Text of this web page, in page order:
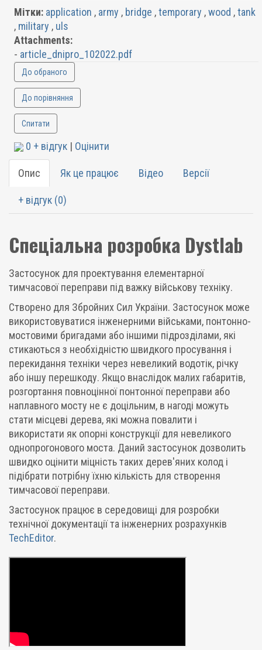
Мітки: application , army , bridge ,temporary ,wood ,tank
, military , uls
Attachments:
- article_dnipro_102022.pdf
До обраного
До порівняння
Спитати
0 + відгук| Оцінити
Опис Як це працює Відео Версії
+ відгук (0)
Cпеціальна розробка Dystlab
Застосунок для проектування елементарної
тимчасової переправи під важку військову техніку.
Створено для Збройних Сил України. Застосунок може
використовуватися інженерними військами, понтонно-
мостовими бригадами або іншими підрозділами, які
стикаються з необхідністю швидкого просування і
перекидання техніки через невеликий водотік, річку
або іншу перешкоду. Якщо внаслідок малих габаритів,
розгортання повноцінної понтонної переправи або
наплавного мосту не є доцільним, в нагоді можуть
стати місцеві дерева, які можна повалити і
використати як опорні конструкції для невеликого
однопрогонового моста. Даний застосунок дозволить
швидко оцінити міцність таких дерев'яних колод і
підібрати потрібну їхню кількість для створення
тимчасової переправи.
Застосунок працює в середовищі для розробки
технічної документації та інженерних розрахунків
TechEditor.